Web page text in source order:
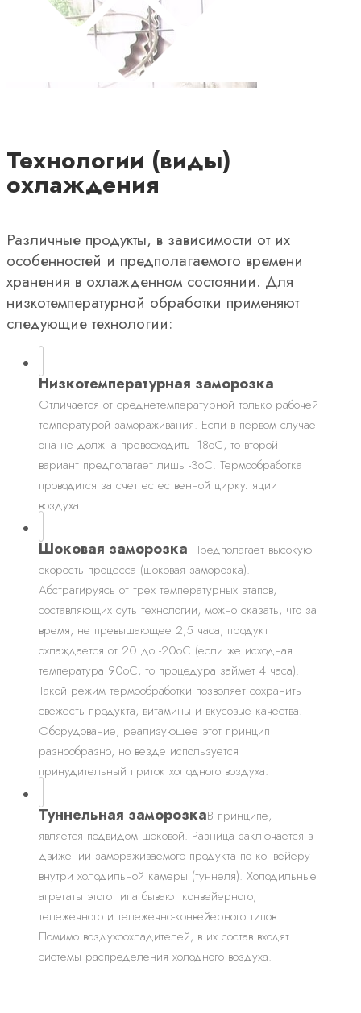
Технологии (виды)
охлаждения
Различные продукты, в зависимости от их
особенностей и предполагаемого времени
хранения в охлажденном состоянии. Для
низкотемпературной обработки применяют
следующие технологии:
Низкотемпературная заморозка
Отличается от среднетемпературной только рабочей
температурой замораживания. Если в первом случае
она не должна превосходить -18оС, то второй
вариант предполагает лишь -3оС. Термообработка
проводится за счет естественной циркуляции
воздуха.
Шоковая заморозка Предполагает высокую
скорость процесса (шоковая заморозка).
Абстрагируясь от трех температурных этапов,
составляющих суть технологии, можно сказать, что за
время, не превышающее 2,5 часа, продукт
охлаждается от 20 до -20оС (если же исходная
температура 90оС, то процедура займет 4 часа).
Такой режим термообработки позволяет сохранить
свежесть продукта, витамины и вкусовые качества.
Оборудование, реализующее этот принцип
разнообразно, но везде используется
принудительный приток холодного воздуха.
Туннельная заморозкаВ принципе,
является подвидом шоковой. Разница заключается в
движении замораживаемого продукта по конвейеру
внутри холодильной камеры (туннеля). Холодильные
агрегаты этого типа бывают конвейерного,
тележечного и тележечно-конвейерного типов.
Помимо воздухоохладителей, в их состав входят
системы распределения холодного воздуха.